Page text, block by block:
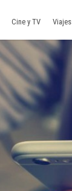
Cine y TV Viajes